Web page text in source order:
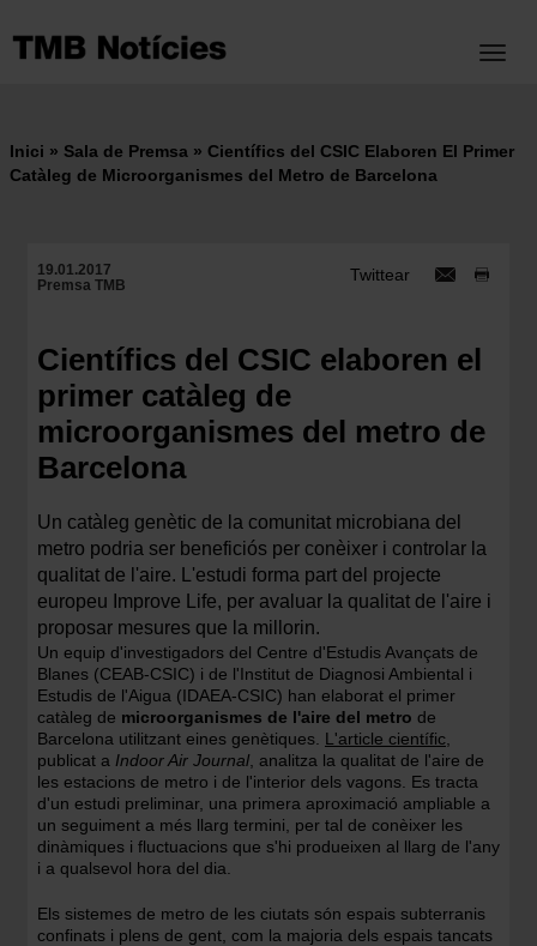
contingut
Fil
Inici Sala de Premsa
Científics del CSIC Elaboren El Primer
Catàleg de Microorganismes del Metro de Barcelona
Twittear
19.01.2017
Premsa TMB
Científics del CSIC elaboren el
primer catàleg de
microorganismes del metro de
Barcelona
Un catàleg genètic de la comunitat microbiana del
metro podria ser beneficiós per conèixer i controlar la
qualitat de l'aire. L'estudi forma part del projecte
europeu Improve Life, per avaluar la qualitat de l'aire i
proposar mesures que la millorin.
Un equip d'investigadors del Centre d'Estudis Avançats de
Blanes (CEAB-CSIC) i de l'Institut de Diagnosi Ambiental i
Estudis de l'Aigua (IDAEA-CSIC) han elaborat el primer
catàleg de microorganismes de l'aire del metro de
Barcelona utilitzant eines genètiques. L'article científic
publicat a Indoor Air Journal , analitza la qualitat de l'aire de
les estacions de metro i de l'interior dels vagons. Es tracta
d'un estudi preliminar, una primera aproximació ampliable a
un seguiment a més llarg termini, per tal de conèixer les
dinàmiques i fluctuacions que s'hi produeixen al llarg de l'any
i a qualsevol hora del dia.
Els sistemes de metro de les ciutats són espais subterranis
confinats i plens de gent, com la majoria dels espais tancats